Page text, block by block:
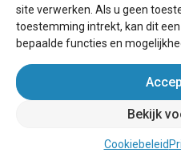
Ontdek die
vakantiehuis op
Nederland is een
te ontdekken. Van
duinlandschappen, er is
site verwerken. Als u geen
toestemming intrekt, kan dit
bepaalde functies en
Bekijk
Cookiebeleid